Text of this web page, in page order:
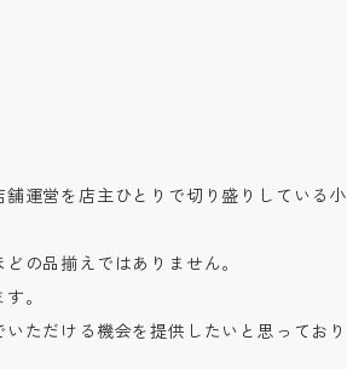
運営を店主ひとりで切り盛りしている小
の品揃えではありません。
。
ただける機会を提供したいと思っており